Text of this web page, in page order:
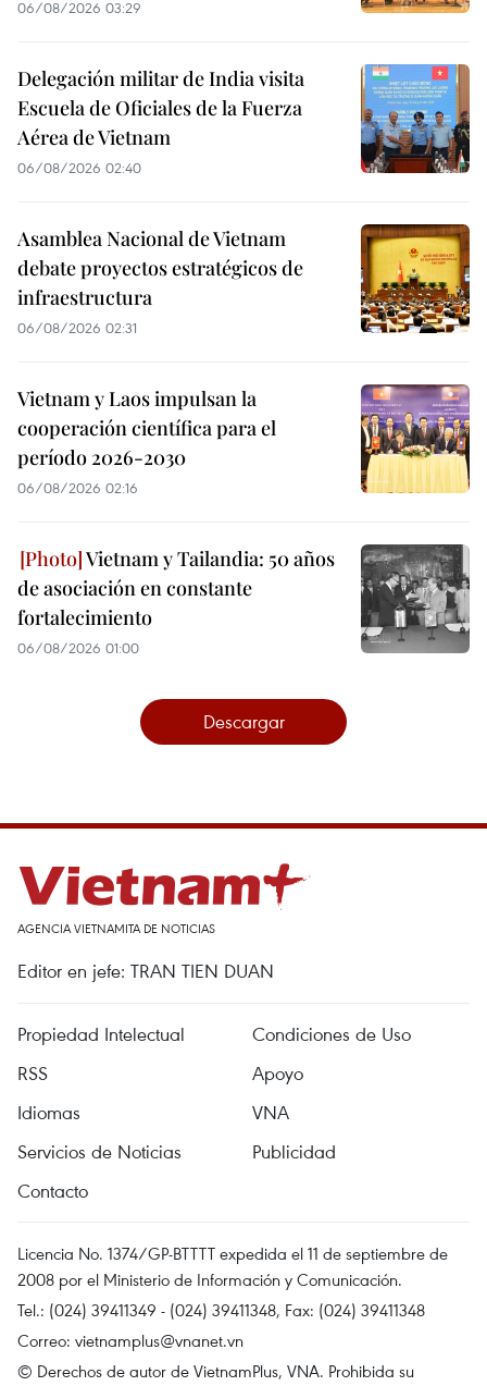
06/08/2026 03:29
Delegación militar de India visita
Escuela de Oficiales de la Fuerza
Aérea de Vietnam
06/08/2026 02:40
Asamblea Nacional de Vietnam
debate proyectos estratégicos de
infraestructura
06/08/2026 02:31
Vietnam y Laos impulsan la
cooperación científica para el
período 2026-2030
06/08/2026 02:16
Vietnam y Tailandia: 50 años
de asociación en constante
fortalecimiento
06/08/2026 01:00
Descargar
AGENCIA VIETNAMITA DE NOTICIAS
Editor en jefe: TRAN TIEN DUAN
Propiedad Intelectual
Condiciones de Uso
RSS
Apoyo
Idiomas
VNA
Servicios de Noticias
Publicidad
Contacto
Licencia No. 1374/GP-BTTTT expedida el 11 de septiembre de
2008 por el Ministerio de Información y Comunicación.
Tel.: (024) 39411349 - (024) 39411348, Fax: (024) 39411348
Correo: vietnamplus@vnanet.vn
© Derechos de autor de VietnamPlus, VNA. Prohibida su